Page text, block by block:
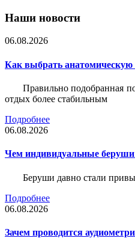
Наши новости
06.08.2026
Как выбрать анатомическую
Правильно подобранная
отдых более стабильным
Подробнее
06.08.2026
Чем индивидуальные
Беруши давно стали
Подробнее
06.08.2026
Зачем проводится